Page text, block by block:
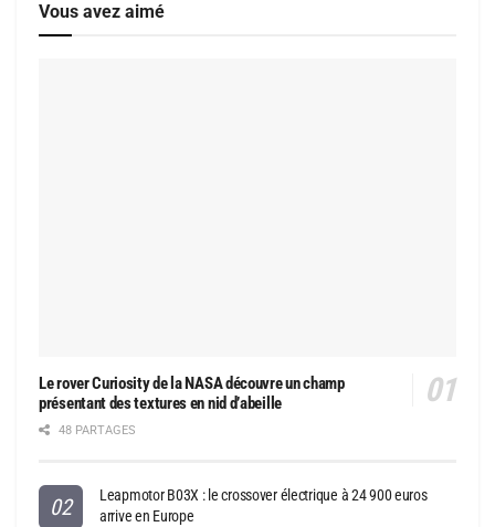
Vous avez aimé
Le rover Curiosity de la NASA découvre un champ
présentant des textures en nid d’abeille
48 PARTAGES
Leapmotor B03X : le crossover électrique à 24 900 euros
arrive en Europe